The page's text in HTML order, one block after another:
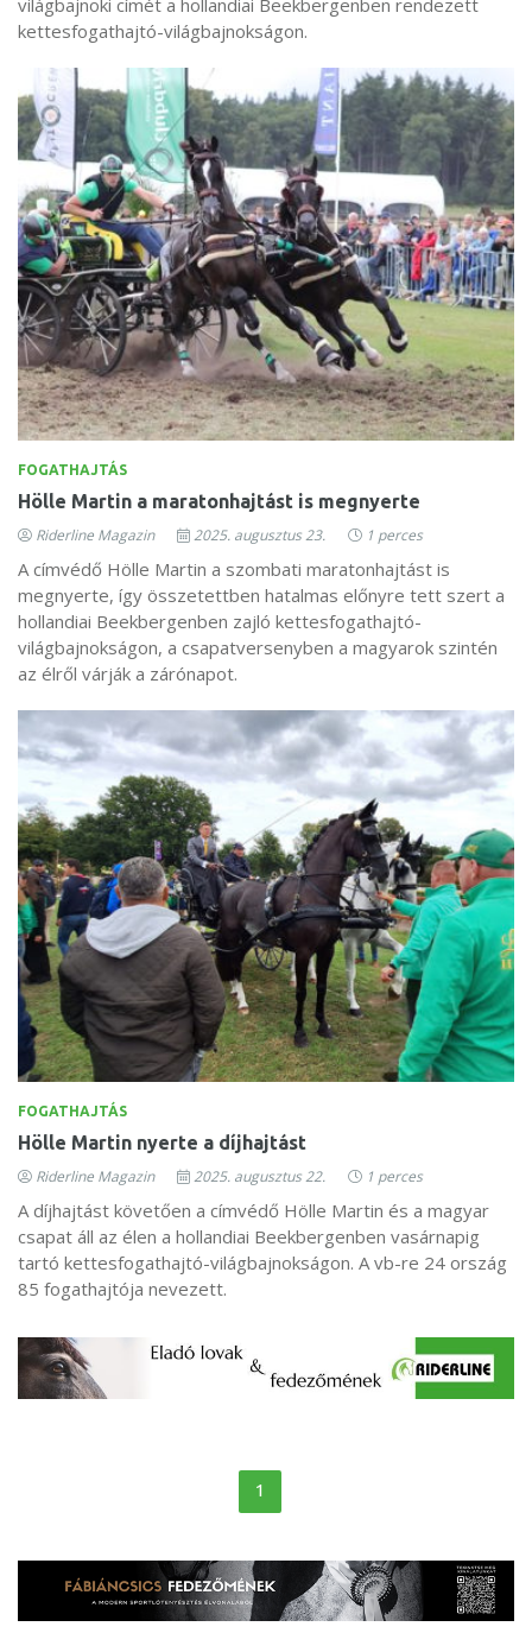
világbajnoki címét a hollandiai Beekbergenben rendezett
kettesfogathajtó-világbajnokságon.
FOGATHAJTÁS
Hölle Martin a maratonhajtást is megnyerte
Riderline Magazin 2025. augusztus 23. 1 perces
A címvédő Hölle Martin a szombati maratonhajtást is
megnyerte, így összetettben hatalmas előnyre tett szert a
hollandiai Beekbergenben zajló kettesfogathajtó-
világbajnokságon, a csapatversenyben a magyarok szintén
az élről várják a zárónapot.
FOGATHAJTÁS
Hölle Martin nyerte a díjhajtást
Riderline Magazin 2025. augusztus 22. 1 perces
A díjhajtást követően a címvédő Hölle Martin és a magyar
csapat áll az élen a hollandiai Beekbergenben vasárnapig
tartó kettesfogathajtó-világbajnokságon. A vb-re 24 ország
85 fogathajtója nevezett.
1